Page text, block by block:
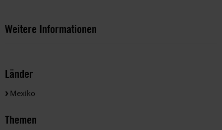
Weitere Informationen
Länder
Mexiko
Themen